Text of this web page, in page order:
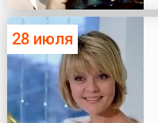
28 июля